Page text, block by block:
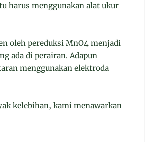
harus menggunakan alat ukur
oleh pereduksi MnO4 menjadi
ada di perairan. Adapun
menggunakan elektroda
kelebihan, kami menawarkan